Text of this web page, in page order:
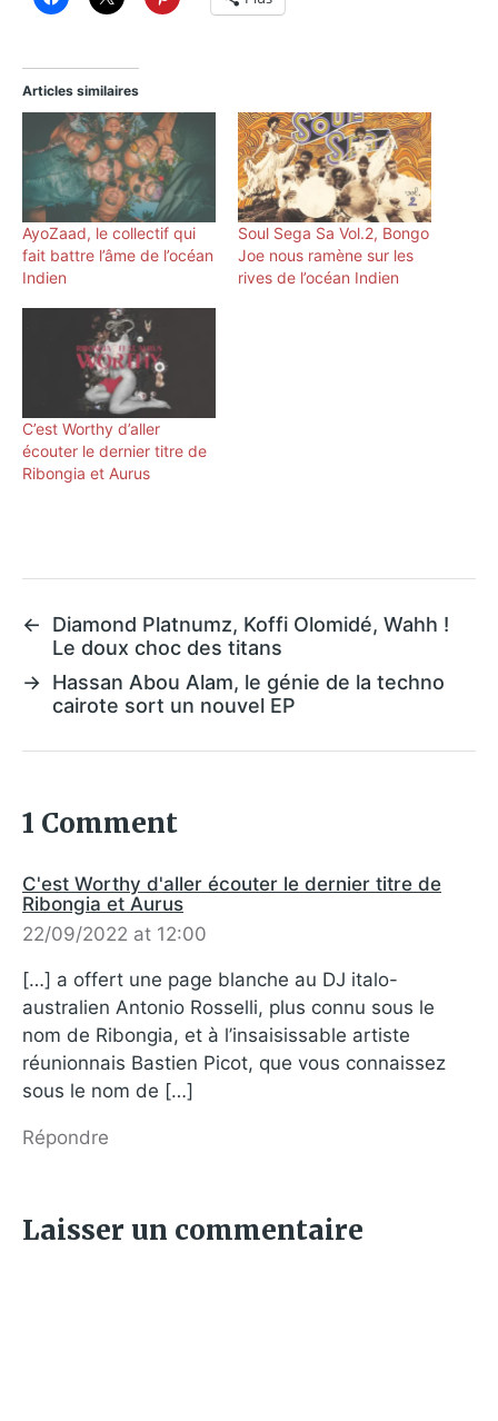
Articles similaires
AyoZaad, le collectif qui
fait battre l’âme de l’océan
Indien
Soul Sega Sa Vol.2, Bongo
Joe nous ramène sur les
rives de l’océan Indien
C’est Worthy d’aller
écouter le dernier titre de
Ribongia et Aurus
←
Diamond Platnumz, Koffi Olomidé, Wahh !
Le doux choc des titans
→ Hassan Abou Alam, le génie de la techno
cairote sort un nouvel EP
1 Comment
C'est Worthy d'aller écouter le dernier titre de
Ribongia et Aurus
22/09/2022 at 12:00
[…] a offert une page blanche au DJ italo-
australien Antonio Rosselli, plus connu sous le
nom de Ribongia, et à l’insaisissable artiste
réunionnais Bastien Picot, que vous connaissez
sous le nom de […]
Répondre
Laisser un commentaire